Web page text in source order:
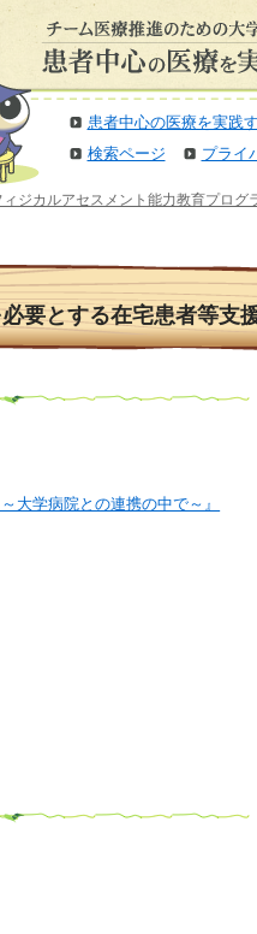
患者中心の医療を実践
検索ページ
プライ
ジカルアセスメント能力教育プログ
要とする在宅患者等支
大学病院との連携の中で～』